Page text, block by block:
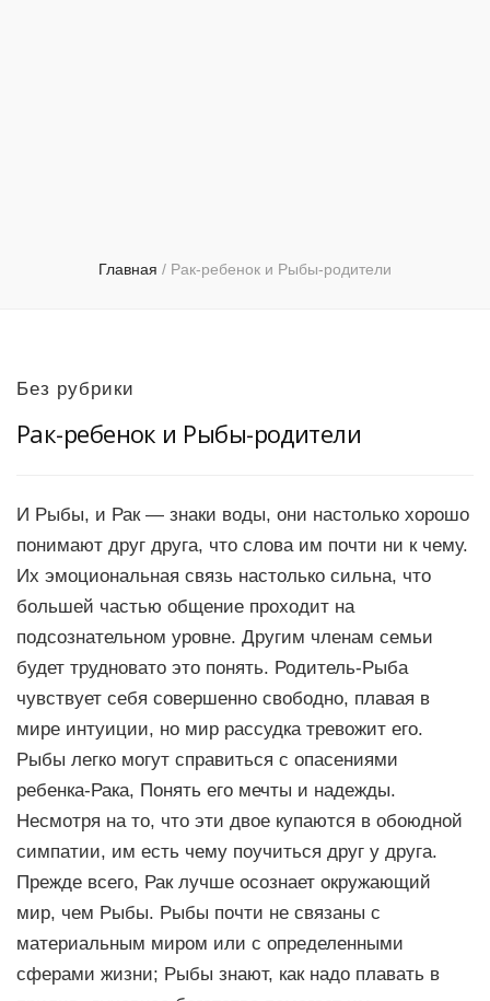
Главная / Рак-ребенок и Рыбы-родители
Без рубрики
Рак-ребенок и Рыбы-родители
И Рыбы, и Рак — знаки воды, они настолько хорошо
понимают друг друга, что слова им почти ни к чему.
Их эмоциональная связь настолько сильна, что
большей частью общение проходит на
подсознательном уровне. Другим членам семьи
будет трудновато это понять. Родитель-Рыба
чувствует себя совершенно свободно, плавая в
мире интуиции, но мир рассудка тревожит его.
Рыбы легко могут справиться с опасениями
ребенка-Рака, Понять его мечты и надежды.
Несмотря на то, что эти двое купаются в обоюдной
симпатии, им есть чему поучиться друг у друга.
Прежде всего, Рак лучше осознает окружающий
мир, чем Рыбы. Рыбы почти не связаны с
материальным миром или с определенными
сферами жизни; Рыбы знают, как надо плавать в